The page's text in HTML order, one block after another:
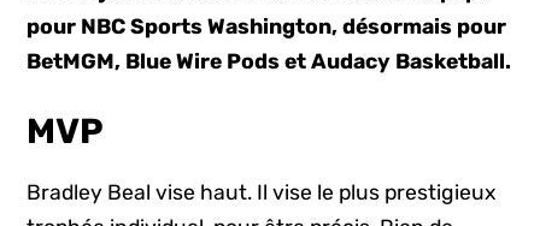
pour NBC Sports Washington, désormais pour
BetMGM, Blue Wire Pods et Audacy Basketball.
MVP
Bradley Beal vise haut. Il vise le plus prestigieux